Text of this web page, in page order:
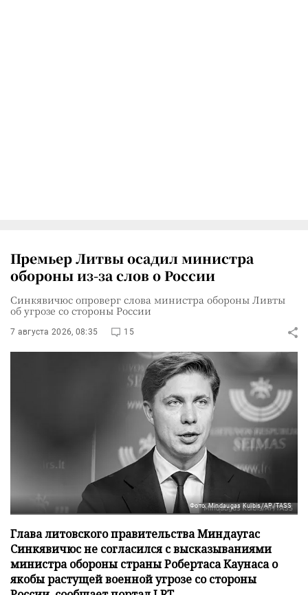
Премьер Литвы осадил министра
обороны из-за слов о России
Синкявичюс опроверг слова министра обороны Ливты
об угрозе со стороны России
7 августа 2026, 08:35 15
Фото: Mindaugas Kulbis/AP/TASS
Глава литовского правительства Миндаугас
Синкявичюс не согласился с высказываниями
министра обороны страны Робертаса Каунаса о
якобы растущей военной угрозе со стороны